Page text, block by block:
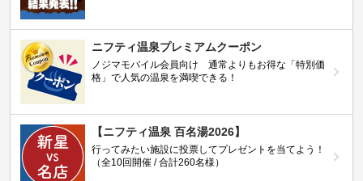
ニフティ温泉プレミアムクーポン
ノジマモバイル会員向け 通常よりもお得な「特別価
格」で人気の温泉を満喫できる！
【ニフティ温泉 百名湯2026】
行ってみたい施設に投票してプレゼントを当てよう！
（全10回開催 / 合計260名様）